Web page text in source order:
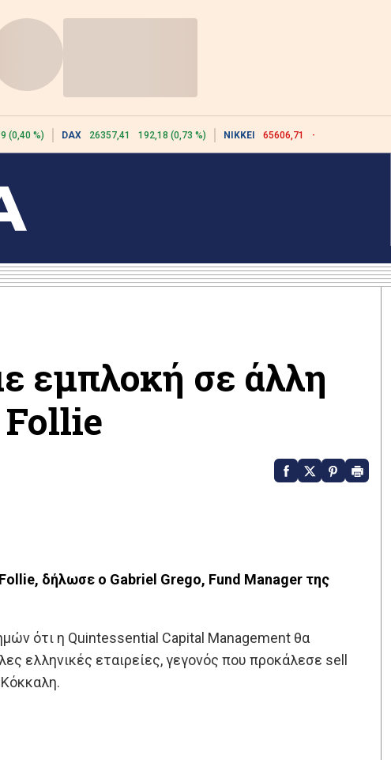
(0,40 %) DAX 26357,41 192,18 (0,73 %) NIKKEI 65606,71 -76,55 (-0,12 %)
εμπλοκή σε άλλη
Follie
δήλωσε ο Gabriel Grego, Fund Manager της
ότι η Quintessential Capital Management θα
ελληνικές εταιρείες, γεγονός που προκάλεσε sell